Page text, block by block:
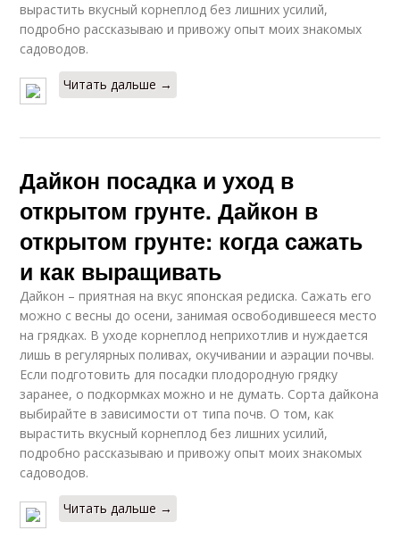
вырастить вкусный корнеплод без лишних усилий,
подробно рассказываю и привожу опыт моих знакомых
садоводов.
Читать дальше →
Дайкон посадка и уход в
открытом грунте. Дайкон в
открытом грунте: когда сажать
и как выращивать
Дайкон – приятная на вкус японская редиска. Сажать его
можно с весны до осени, занимая освободившееся место
на грядках. В уходе корнеплод неприхотлив и нуждается
лишь в регулярных поливах, окучивании и аэрации почвы.
Если подготовить для посадки плодородную грядку
заранее, о подкормках можно и не думать. Сорта дайкона
выбирайте в зависимости от типа почв. О том, как
вырастить вкусный корнеплод без лишних усилий,
подробно рассказываю и привожу опыт моих знакомых
садоводов.
Читать дальше →